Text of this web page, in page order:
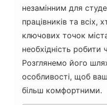
незамінним для
працівників та всіх,
ключових точок
необхідність робити
Розглянемо його
особливості, щоб
більш комфортними.